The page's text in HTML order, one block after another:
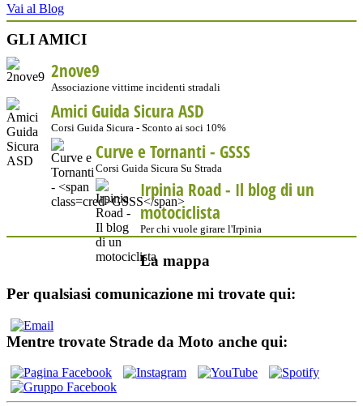
Vai al Blog
GLI AMICI
2nove9
Associazione vittime incidenti stradali
Amici Guida Sicura ASD
Corsi Guida Sicura - Sconto ai soci 10%
Curve e Tornanti - GSSS
Corsi Guida Sicura Su Strada
Irpinia Road - Il blog di un
motociclista
Per chi vuole girare l'Irpinia
La mappa
Per qualsiasi comunicazione mi trovate qui:
Mentre trovate Strade da Moto anche qui: